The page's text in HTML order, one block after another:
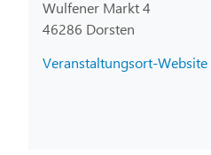
Wulfener Markt 4
46286 Dorsten
Veranstaltungsort-Website